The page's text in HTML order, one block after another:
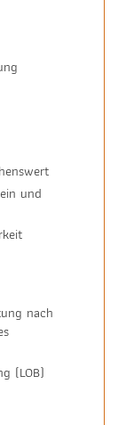
und
nach
(LOB)